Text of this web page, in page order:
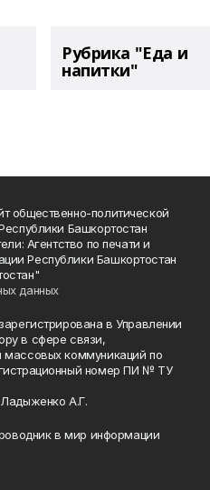
Рубрика "Еда и
напитки"
общественно-политической
Башкортостан
Агентство по печати и
Республики Башкортостан
данных
в Управлении
в сфере связи,
массовых коммуникаций по
номер ПИ № ТУ
А.Г.
в мир информации